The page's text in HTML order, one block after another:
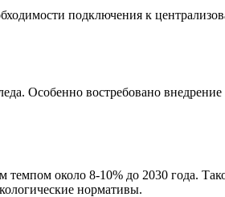
подключения к
Особенно востребовано
около 8-10% до 2030 года.
нормативы.